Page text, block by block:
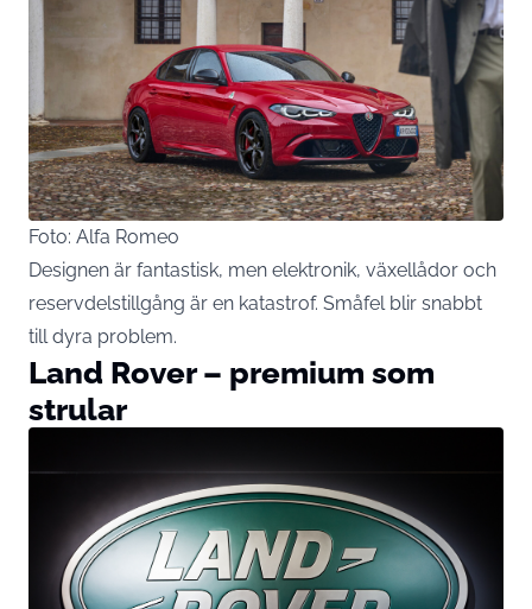
Foto: Alfa Romeo
Designen är fantastisk, men elektronik, växellådor och
reservdelstillgång är en katastrof. Småfel blir snabbt
till dyra problem.
Land Rover – premium som
strular